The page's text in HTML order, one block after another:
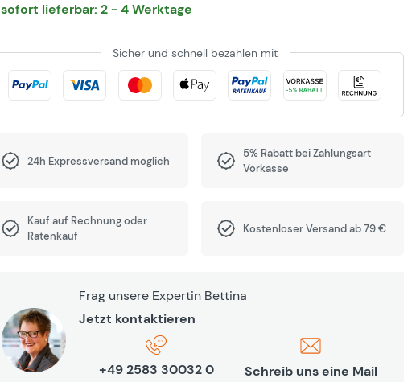
sofort lieferbar: 2 - 4 Werktage
Sicher und schnell bezahlen mit
24h Expressversand möglich
5% Rabatt bei Zahlungsart
Vorkasse
Kauf auf Rechnung oder
Ratenkauf
Kostenloser Versand ab 79 €
Frag unsere Expertin Bettina
Jetzt kontaktieren
+49 2583 30032 0 Schreib uns eine Mail